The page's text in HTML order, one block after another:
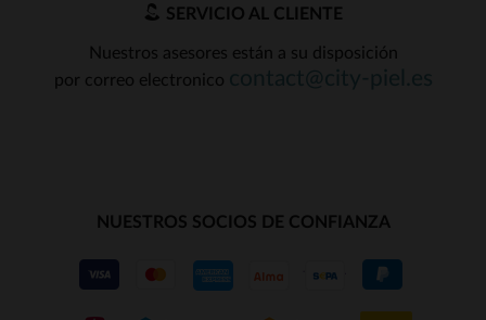
SERVICIO AL CLIENTE
Nuestros asesores están a su disposición
por correo electronico
NUESTROS SOCIOS DE CONFIANZA